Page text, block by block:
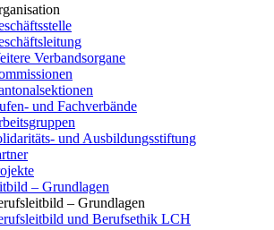
Verbandsorgane
und Fachverbände
und Ausbildungsstiftung
– Grundlagen
– Grundlagen
und Berufsethik LCH